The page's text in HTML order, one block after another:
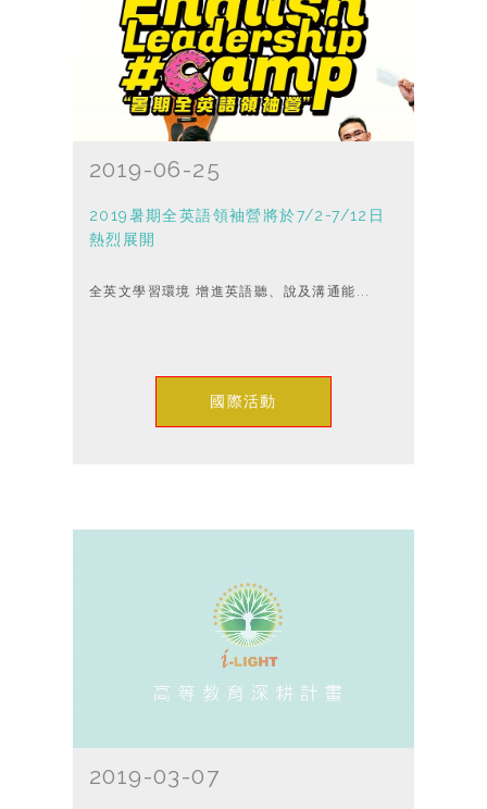
2019-06-25
2019暑期全英語領袖營將於7/2-7/12日
熱烈展開
全英文學習環境 增進英語聽、說及溝通能...
國際活動
2019-03-07